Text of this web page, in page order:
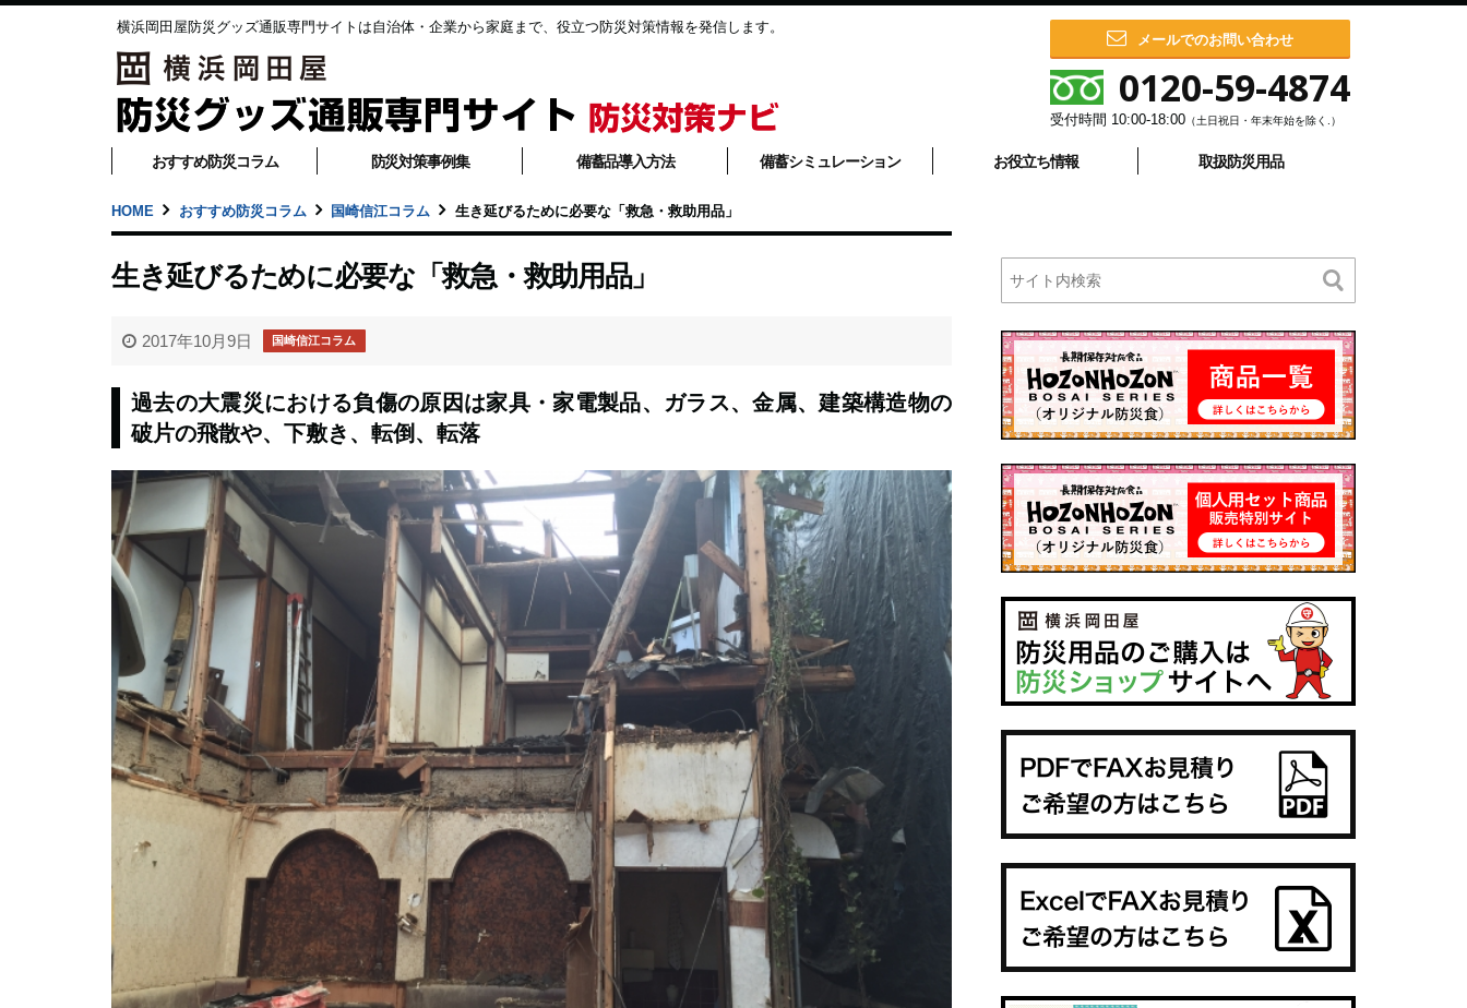
横浜岡田屋防災グッズ通販専門サイトは自治体・企業から家庭まで、役立つ防災対策情報を発信します。
メールでのお問い合わせ
0120-59-4874
受付時間 10:00-18:00 （土日祝日・年末年始を除く.）
おすすめ防災コラム 防災対策事例集 備蓄品導入方法 備蓄シミュレーション お役立ち情報 取扱防災用品
HOME おすすめ防災コラム 国崎信江コラム 生き延びるために必要な「救急・救助用品」
生き延びるために必要な「救急・救助用品」
2017年10月9日 国崎信江コラム
過去の大震災における負傷の原因は家具・家電製品、ガラス、金属、建築構造物の
破片の飛散や、下敷き、転倒、転落